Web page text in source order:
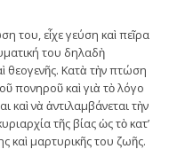
του, εἶχε γεύση καὶ πεῖρα
του δηλαδὴ
θεογενῆς. Κατὰ τὴν πτώση
πονηροῦ καὶ γιὰ τὸ λόγο
καὶ νὰ ἀντιλαμβάνεται τὴν
τῆς βίας ὡς τὸ κατ’
καὶ μαρτυρικῆς του ζωῆς.